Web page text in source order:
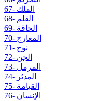
67- الملك
68- القلم
69- الحاقة
70- المعارج
71- نوح
72- الجن
73- المزمل
74- المدثر
75- القيامة
76- الإنسان